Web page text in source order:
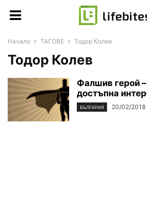
Начало ТАГОВЕ Тодор Колев
Тодор Колев
Фалшив герой
достъпна
БЪЛГАРИЯ 20/02/2018